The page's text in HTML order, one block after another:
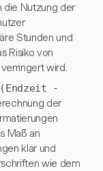
die Nutzung der
Stunden und
Risiko von
wird.
-
der
Maß an
klar und
wie dem